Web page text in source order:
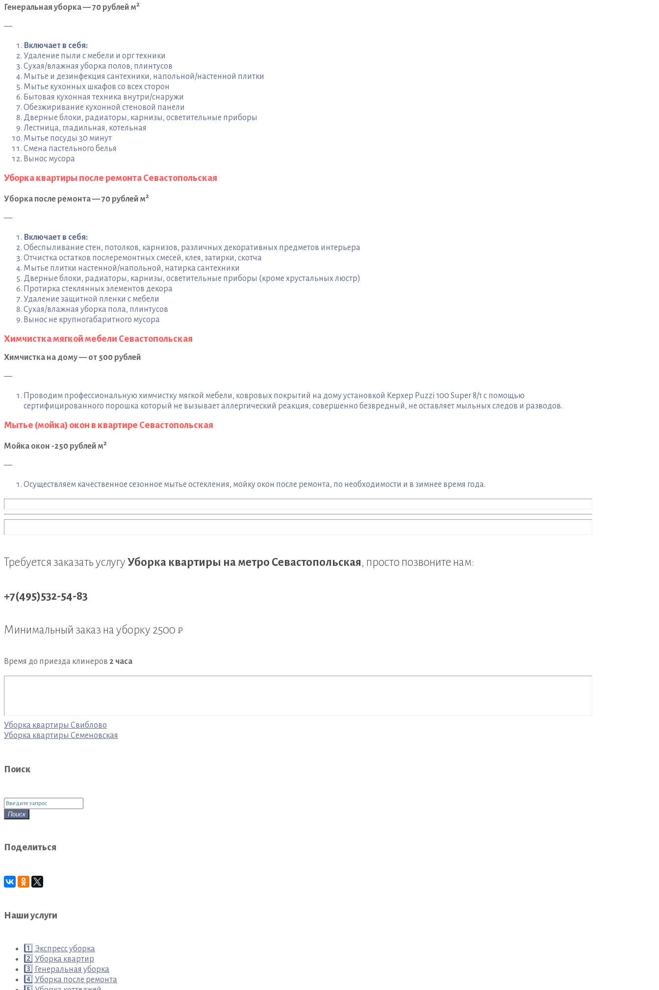
Генеральная уборка — 70 рублей м2
—
Включает в себя:
Удаление пыли с мебели и орг техники
Сухая/влажная уборка полов, плинтусов
Мытье и дезинфекция сантехники, напольной/настенной плитки
Мытье кухонных шкафов со всех сторон
Бытовая кухонная техника внутри/снаружи
Обезжиривание кухонной стеновой панели
Дверные блоки, радиаторы, карнизы, осветительные приборы
Лестница, гладильная, котельная
Мытье посуды 30 минут
Смена пастельного белья
Вынос мусора
Уборка квартиры после ремонта Севастопольская
Уборка после ремонта — 70 рублей м2
—
Включает в себя:
Обеспыливание стен, потолков, карнизов, различных декоративных предметов интерьера
Отчистка остатков послеремонтных смесей, клея, затирки, скотча
Мытье плитки настенной/напольной, натирка сантехники
Дверные блоки, радиаторы, карнизы, осветительные приборы (кроме хрустальных люстр)
Протирка стеклянных элементов декора
Удаление защитной пленки с мебели
Сухая/влажная уборка пола, плинтусов
Вынос не крупногабаритного мусора
Химчистка мягкой мебели Севастопольская
Химчистка на дому — от 500 рублей
—
Проводим профессиональную химчистку мягкой мебели, ковровых покрытий на дому установкой Керхер Puzzi 100 Super 8/1 с помощью
сертифицированного порошка который не вызывает аллергический реакция, совершенно безвредный, не оставляет мыльных следов и разводов.
Мытье (мойка) окон в квартире Севастопольская
Мойка окон -250 рублей м2
—
Осуществляем качественное сезонное мытье остекления, мойку окон после ремонта, по необходимости и в зимнее время года.
Требуется заказать услугу Уборка квартиры на метро Севастопольская, просто позвоните нам:
+7(495)532-54-83
Минимальный заказ на уборку 2500 ₽
Время до приезда клинеров 2 часа
Навигация
по
Уборка квартиры Свиблово
Уборка квартиры Семеновская
Поиск
Поиск
для:
Поиск
Поделиться
Наши услуги
1️⃣ Экспресс уборка
2️⃣ Уборка квартир
3️⃣ Генеральная уборка
4️⃣ Уборка после ремонта